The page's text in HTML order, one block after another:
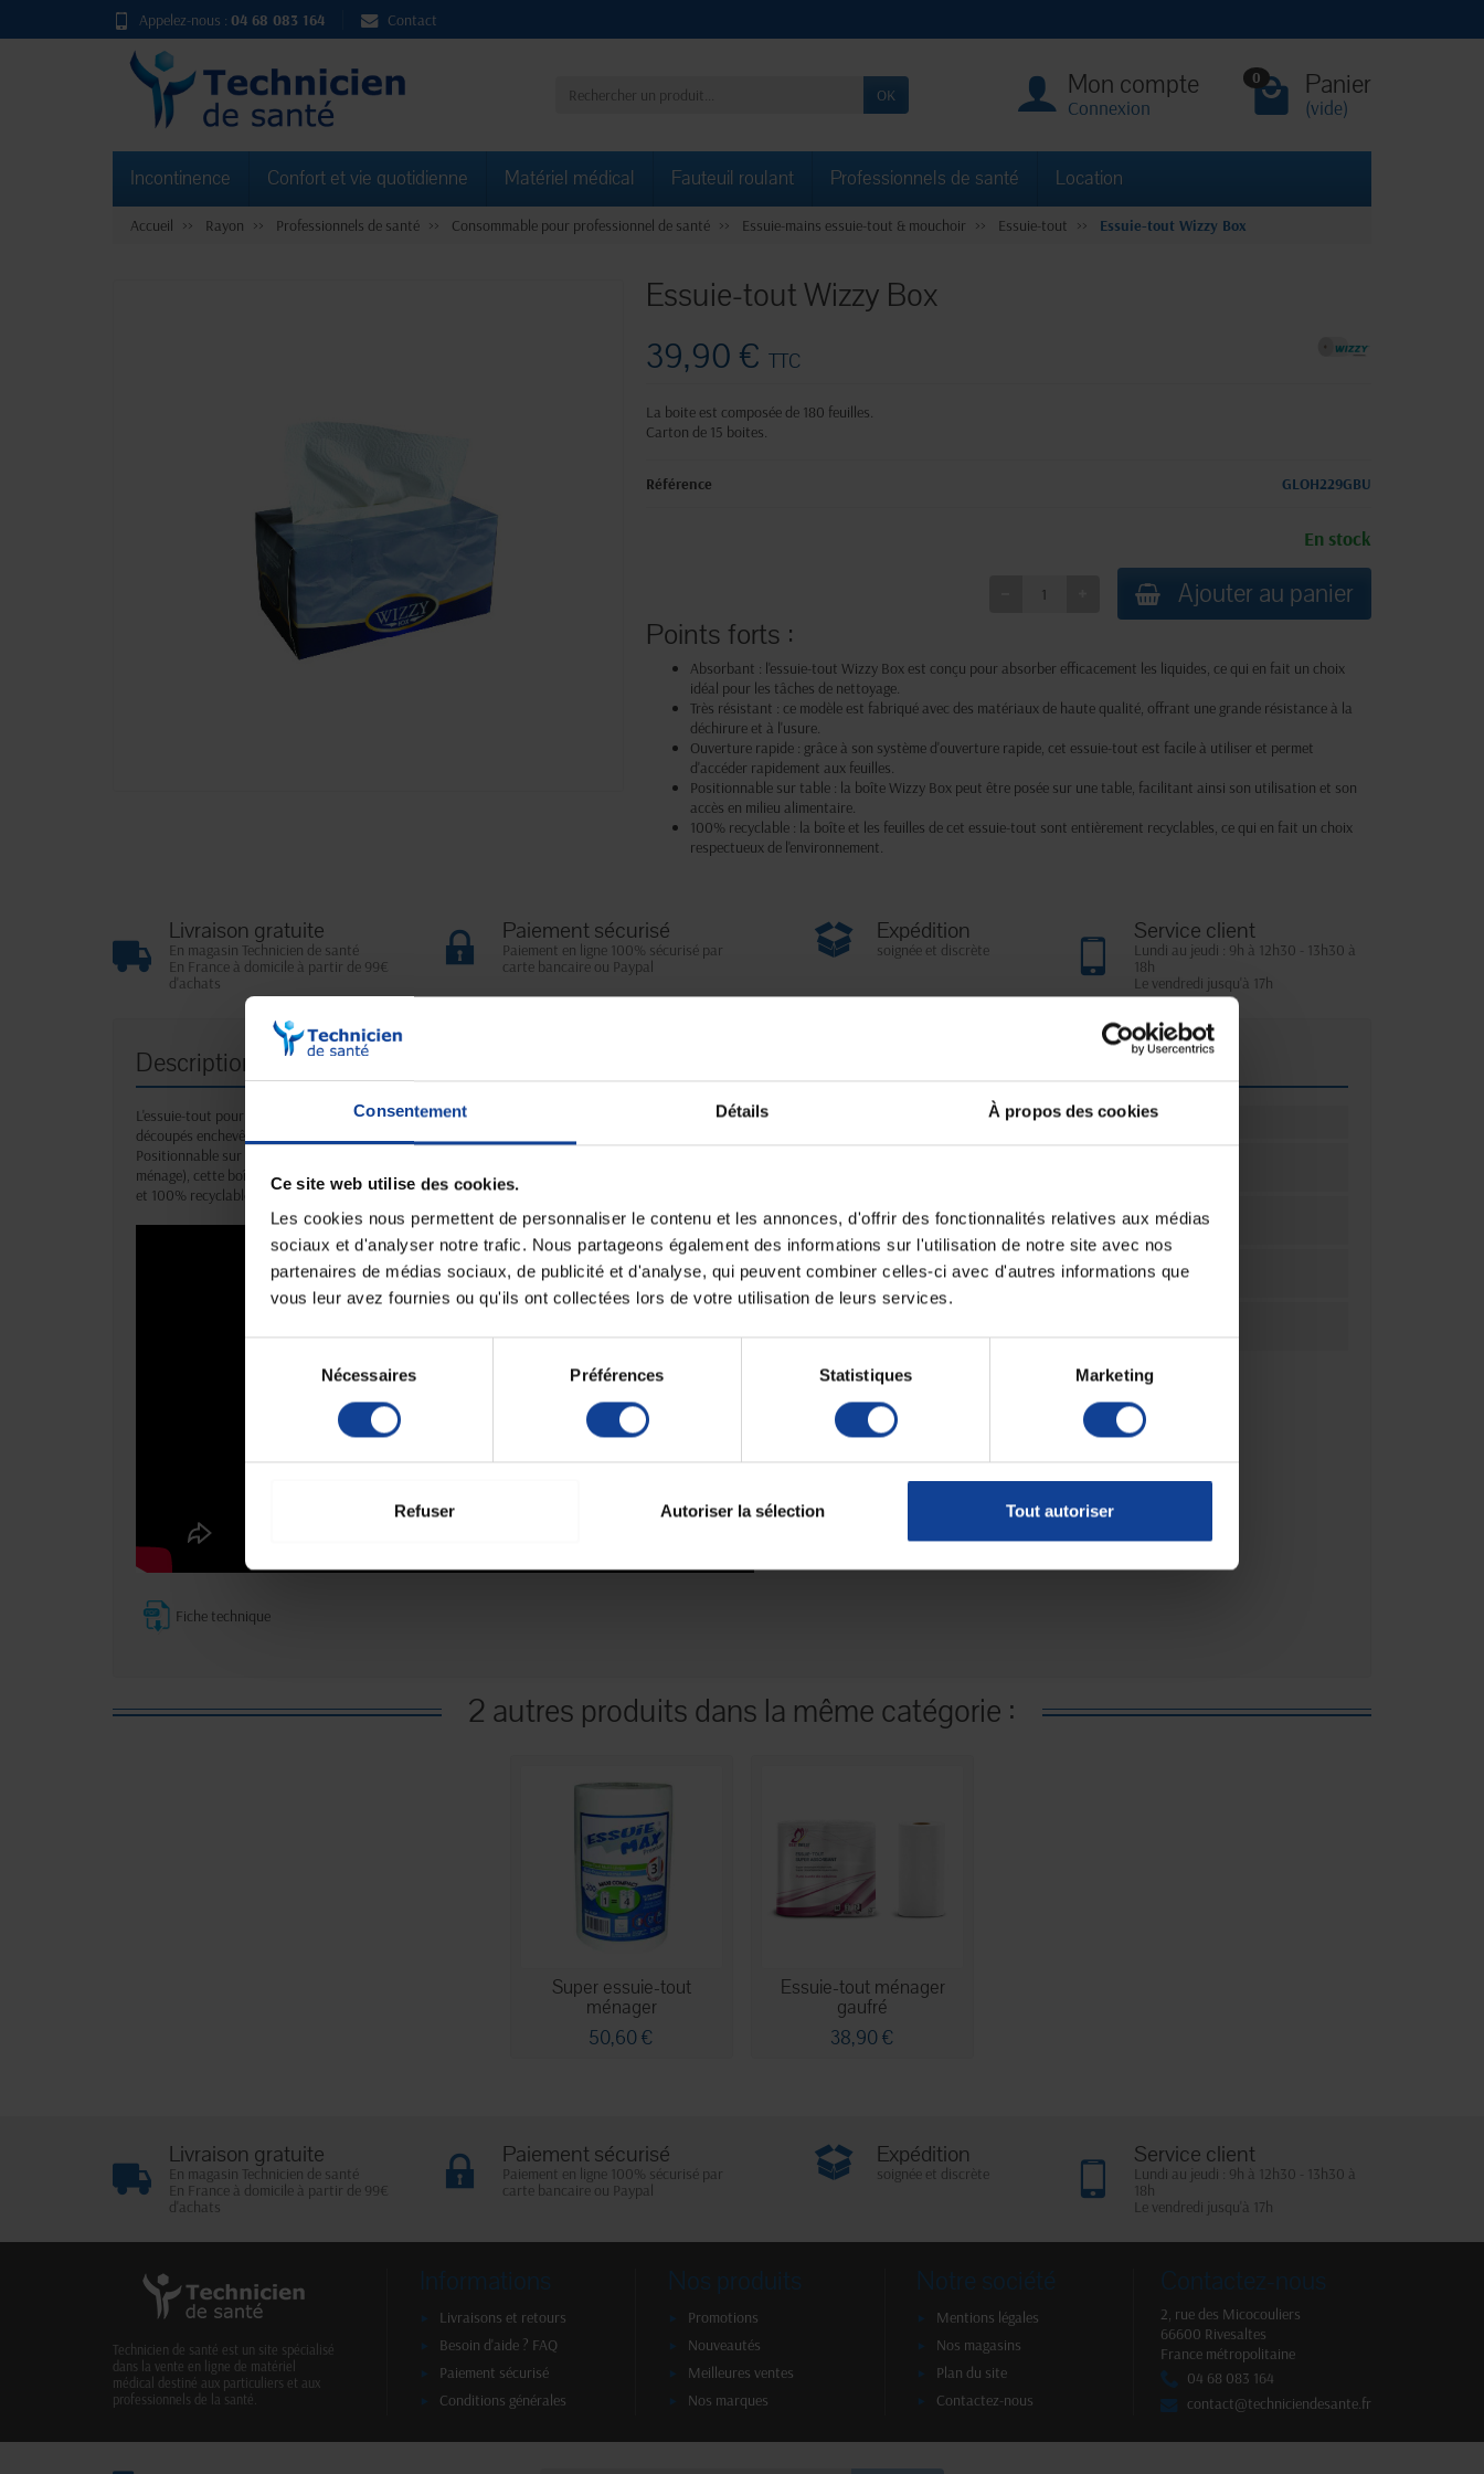
Consentement Détails À propos des cookies
Ce site web utilise des cookies.
Les cookies nous permettent de personnaliser le contenu et les annonces, d'offrir des fonctionnalités relatives aux médias
sociaux et d'analyser notre trafic. Nous partageons également des informations sur l'utilisation de notre site avec nos
partenaires de médias sociaux, de publicité et d'analyse, qui peuvent combiner celles-ci avec d'autres informations que
vous leur avez fournies ou qu'ils ont collectées lors de votre utilisation de leurs services.
consentement
Nécessaires Préférences Statistiques Marketing
Refuser Autoriser la sélection Tout autoriser
Appelez-nous : 04 68 083 164 Contact
OK Mon compte
Connexion
0 Panier
(vide)
Incontinence Confort et vie quotidienne Matériel médical Fauteuil roulant Professionnels de santé Location
Accueil Rayon Professionnels de santé Consommable pour professionnel de santé Essuie-mains essuie-tout & mouchoir Essuie-tout Essuie-tout Wizzy Box
Essuie-tout Wizzy Box
39,90 €TTC
La boite est composée de 180 feuilles.
Carton de 15 boites.
Référence GLOH229GBU
En stock
Ajouter au panier
Points forts :
Absorbant : l'essuie-tout Wizzy Box est conçu pour absorber efficacement les liquides, ce qui en fait un choix
idéal pour les tâches de nettoyage.
Très résistant : ce modèle est fabriqué avec des matériaux de haute qualité, offrant une grande résistance à la
déchirure et à l'usure.
Ouverture rapide : grâce à son système d'ouverture rapide, cet essuie-tout est facile à utiliser et permet
d'accéder rapidement aux feuilles.
Positionnable sur table : la boîte Wizzy Box peut être posée sur une table, facilitant ainsi son utilisation et son
accès en milieu alimentaire.
100% recyclable : la boîte et les feuilles de cet essuie-tout sont entièrement recyclables, ce qui en fait un choix
respectueux de l'environnement.
Livraison gratuite
En magasin Technicien de santé
En France à domicile à partir de 99€
d'achats
Paiement sécurisé
Paiement en ligne 100% sécurisé par
carte bancaire ou Paypal
Expédition
soignée et discrète
Service client
Lundi au jeudi : 9h à 12h30 - 13h30 à
18h
Le vendredi jusqu'à 17h
Description
L'essuie-tout pour les pros : absorbant, très résistant, ouverture rapide. Ce modèle permet un essuyage en formats
découpés enchevêtrés.
Positionnable sur table (agrément pour un usage milieu alimentaire) ou comme essuyage embarqué (chariot de
ménage), cette boîte bien stable fera office de protection et de système de distribution parfaitement ergonomique
et 100% recyclable.
Fiche technique
12
Unité de consommation
type (emballage)
Carton(s)
Nombre d'unité par
carton.
15
Unit Minimum vendable
2 autres produits dans la même catégorie :
Super essuie-tout
ménager
50,60 €
Essuie-tout ménager
gaufré
38,90 €
Livraison gratuite
En magasin Technicien de santé
En France à domicile à partir de 99€
d'achats
Paiement sécurisé
Paiement en ligne 100% sécurisé par
carte bancaire ou Paypal
Expédition
soignée et discrète
Service client
Lundi au jeudi : 9h à 12h30 - 13h30 à
18h
Le vendredi jusqu'à 17h
Technicien de santé est un site spécialisé
dans la vente en ligne de matériel
médical destiné aux particuliers et aux
professionnels de la santé.
Informations
Livraisons et retours
Besoin d'aide ? FAQ
Paiement sécurisé
Conditions générales
Nos produits
Promotions
Nouveautés
Meilleures ventes
Nos marques
Notre société
Mentions légales
Nos magasins
Plan du site
Contactez-nous
Contactez-nous
2, rue des Micocouliers
66600 Rivesaltes
France métropolitaine
04 68 083 164
contact@techniciendesante.fr